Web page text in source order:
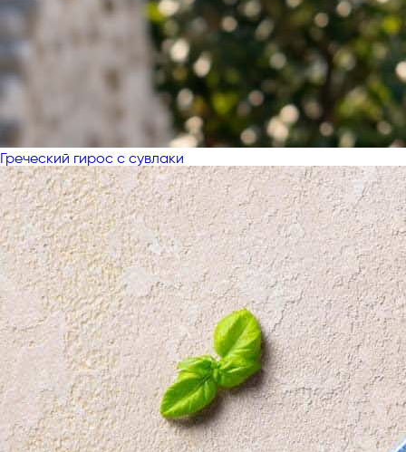
Греческий гирос с сувлаки